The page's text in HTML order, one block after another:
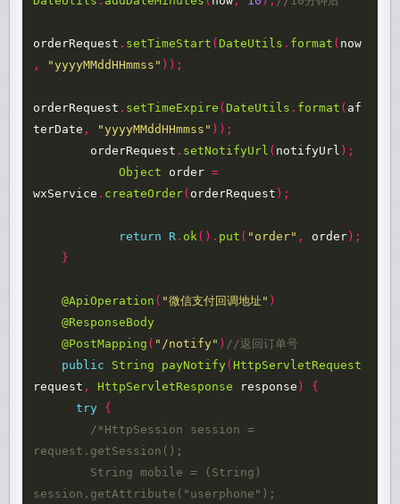
orderRequest . setTimeStart (DateUtils . format ( now
,
"yyyyMMddHHmmss" ));
orderRequest . setTimeExpire (DateUtils . format ( af
terDate , "yyyyMMddHHmmss" ));
orderRequest . setNotifyUrl ( notifyUrl );
Object
order =
wxService . createOrder( orderRequest );
return R . ok(). put ( "order" , order );
}
@ApiOperation ( "微信支付回调地址" )
@ResponseBody
@PostMapping ( "/notify" ) //返回订单号
public
String payNotify(HttpServletRequest
request , HttpServletResponse response )
{
try {
/*HttpSession session =
request.getSession();
session.getAttribute("userphone");